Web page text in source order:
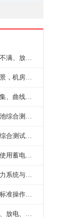
蓄电池整组充放电活化仪充不满、放不完怎么办？
蓄电池充放检一体机适用场景，机房基站变电站铅酸蓄电池维护检测应用
蓄电池充放检一体机数据采集、曲线分析与电池健康状态智能评估功能详解
蓄电池故障快速诊断：蓄电池综合测试仪判断落后电池的方法与标准
符合电力检测标准：蓄电池综合测试仪测试规范与精度校准方法详解
操作指南：如何安全高效地使用蓄电池智能活化仪？
蓄电池充放检一体机：在电力系统与储能设备中的创新应用，确保蓄电池性能与可靠性
蓄电池整组充放电活化仪的标准操作流程：从接线设置到充放电参数设定的安全规范
蓄电池充放检一体机：充电、放电、检测三功能集成设备